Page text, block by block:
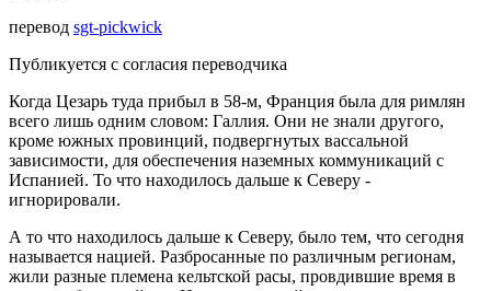
перевод sgt-pickwick
Публикуется с согласия переводчика
Когда Цезарь туда прибыл в 58-м, Франция была для римлян
всего лишь одним словом: Галлия. Они не знали другого,
кроме южных провинций, подвергнутых вассальной
зависимости, для обеспечения наземных коммуникаций с
Испанией. То что находилось дальше к Северу -
игнорировали.
А то что находилось дальше к Северу, было тем, что сегодня
называется нацией. Разбросанные по различным регионам,
жили разные племена кельтской расы, провдившие время в